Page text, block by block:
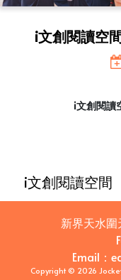
i文創閱讀空
i文創閱讀
i文創閱讀空間
新界天水
Email ：
Copyright © 2026